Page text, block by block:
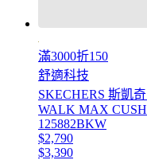
滿3000折150
舒適科技
SKECHERS 斯凱
WALK MAX
125882BKW
$2,790
$3,390